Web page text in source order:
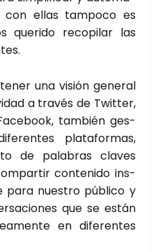
ellas tam­po­co es
que­ri­do reco­pi­lar las
una visión gene­ral
a tra­vés de Twit­ter,
tam­bién ges­
pla­ta­for­mas,
de pala­bras cla­ves
con­te­ni­do ins­
para nues­tro públi­co y
que se están
en dife­ren­tes